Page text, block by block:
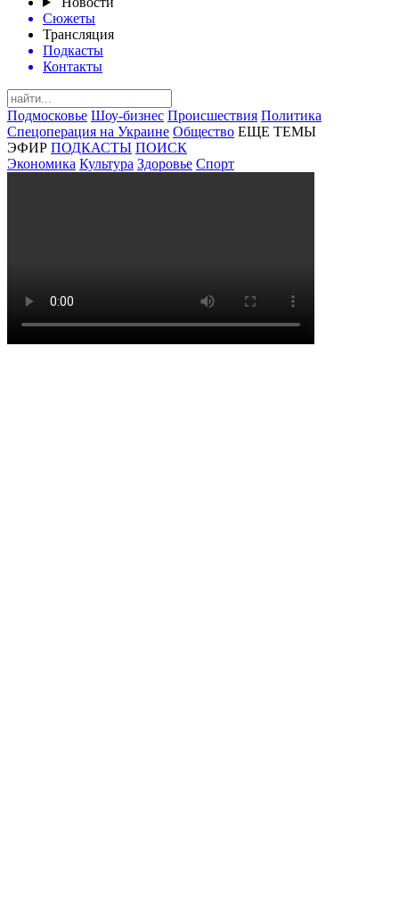
Сюжеты
Трансляция
Подкасты
Контакты
Подмосковье Шоу-бизнес Происшествия Политика
Спецоперация на Украине Общество ЕЩЕ ТЕМЫ
ЭФИР ПОДКАСТЫ ПОИСК
Экономика Культура Здоровье Спорт